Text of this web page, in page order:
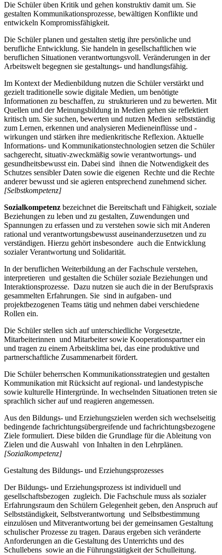
Die Schüler üben Kritik und gehen konstruktiv damit um. Sie
gestalten Kommunikationsprozesse, bewältigen Konflikte und
entwickeln Kompromissfähigkeit.
Die Schüler planen und gestalten stetig ihre persönliche und
berufliche Entwicklung. Sie handeln in gesellschaftlichen wie
beruflichen Situationen verantwortungsvoll. Veränderungen in der
Arbeitswelt begegnen sie gestaltungs- und handlungsfähig.
Im Kontext der Medienbildung nutzen die Schüler verstärkt und
gezielt traditionelle sowie digitale Medien, um benötigte
Informationen zu beschaffen, zu strukturieren und zu bewerten. Mit
Quellen und der Meinungsbildung in Medien gehen sie reflektiert
kritisch um. Sie suchen, bewerten und nutzen Medien selbstständig
zum Lernen, erkennen und analysieren Medieneinflüsse und -
wirkungen und stärken ihre medienkritische Reflexion. Aktuelle
Informations- und Kommunikationstechnologien setzen die Schüler
sachgerecht, situativ-zweckmäßig sowie verantwortungs- und
gesundheitsbewusst ein. Dabei sind ihnen die Notwendigkeit des
Schutzes sensibler Daten sowie die eigenen Rechte und die Rechte
anderer bewusst und sie agieren entsprechend zunehmend sicher.
[Selbstkompetenz]
Sozialkompetenz bezeichnet die Bereitschaft und Fähigkeit, soziale
Beziehungen zu leben und zu gestalten, Zuwendungen und
Spannungen zu erfassen und zu verstehen sowie sich mit Anderen
rational und verantwortungsbewusst auseinanderzusetzen und zu
verständigen. Hierzu gehört insbesondere auch die Entwicklung
sozialer Verantwortung und Solidarität.
In der beruflichen Weiterbildung an der Fachschule verstehen,
interpretieren und gestalten die Schüler soziale Beziehungen und
Interaktionsprozesse. Dazu nutzen sie auch die in der Berufspraxis
gesammelten Erfahrungen. Sie sind in aufgaben- und
projektbezogenen Teams tätig und nehmen dabei verschiedene
Rollen ein.
Die Schüler stellen sich auf unterschiedliche Vorgesetzte,
Mitarbeiterinnen und Mitarbeiter sowie Kooperationspartner ein
und tragen zu einem Arbeitsklima bei, das eine produktive und
partnerschaftliche Zusammenarbeit fördert.
Die Schüler beherrschen Kommunikationsstrategien und gestalten
Kommunikation mit Rücksicht auf regional- und landestypische
sowie kulturelle Hintergründe. In wechselnden Situationen treten sie
sprachlich sicher auf und reagieren angemessen.
Aus den Bildungs- und Erziehungszielen werden sich wechselseitig
bedingende fachrichtungsübergreifende und fachrichtungsbezogene
Ziele formuliert. Diese bilden die Grundlage für die Ableitung von
Zielen und die Auswahl von Inhalten in den Lehrplänen.
[Sozialkompetenz]
Gestaltung des Bildungs- und Erziehungsprozesses
Der Bildungs- und Erziehungsprozess ist individuell und
gesellschaftsbezogen zugleich. Die Fachschule muss als sozialer
Erfahrungsraum den Schülern Gelegenheit geben, den Anspruch auf
Selbstständigkeit, Selbstverantwortung und Selbstbestimmung
einzulösen und Mitverantwortung bei der gemeinsamen Gestaltung
schulischer Prozesse zu tragen. Daraus ergeben sich veränderte
Anforderungen an die Gestaltung des Unterrichts und des
Schullebens sowie an die Führungstätigkeit der Schulleitung.